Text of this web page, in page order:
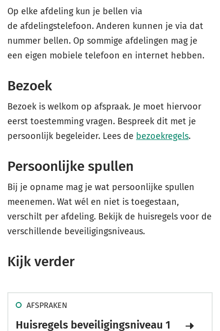
Op elke afdeling kun je bellen via
de afdelingstelefoon. Anderen kunnen je via dat
nummer bellen. Op sommige afdelingen mag je
een eigen mobiele telefoon en internet hebben.
Bezoek
Bezoek is welkom op afspraak. Je moet hiervoor
eerst toestemming vragen. Bespreek dit met je
persoonlijk begeleider. Lees de bezoekregels.
Persoonlijke spullen
Bij je opname mag je wat persoonlijke spullen
meenemen. Wat wél en niet is toegestaan,
verschilt per afdeling. Bekijk de huisregels voor de
verschillende beveiligingsniveaus.
Kijk verder
AFSPRAKEN
Huisregels beveiligingsniveau 1